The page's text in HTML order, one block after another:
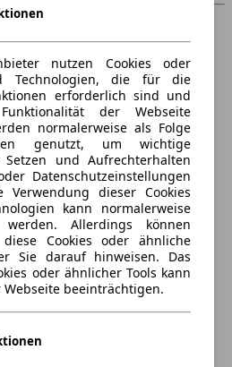
nutzen Cookies oder
Technologien, die für die
erforderlich sind und
der Webseite
normalerweise als Folge
genutzt, um wichtige
und Aufrechterhalten
Datenschutzeinstellungen
Verwendung dieser Cookies
kann normalerweise
Allerdings können
Cookies oder ähnliche
Sie darauf hinweisen. Das
oder ähnlicher Tools kann
beeinträchtigen.